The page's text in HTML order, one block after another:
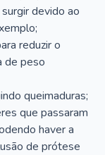
devido ao
reduzir o
de peso
queimaduras;
que passaram
haver a
de prótese